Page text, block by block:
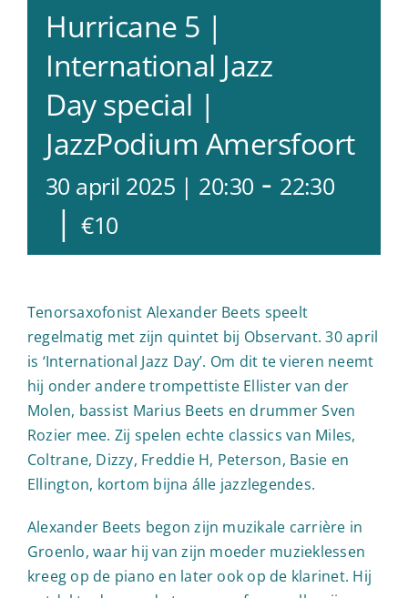
Hurricane 5 |
International Jazz
Day special |
JazzPodium Amersfoort
30 april 2025 | 20:30 - 22:30
| €10
Tenorsaxofonist Alexander Beets speelt
regelmatig met zijn quintet bij Observant. 30 april
is ‘International Jazz Day’. Om dit te vieren neemt
hij onder andere trompettiste Ellister van der
Molen, bassist Marius Beets en drummer Sven
Rozier mee. Zij spelen echte classics van Miles,
Coltrane, Dizzy, Freddie H, Peterson, Basie en
Ellington, kortom bijna álle jazzlegendes.
Alexander Beets begon zijn muzikale carrière in
Groenlo, waar hij van zijn moeder muzieklessen
kreeg op de piano en later ook op de klarinet. Hij